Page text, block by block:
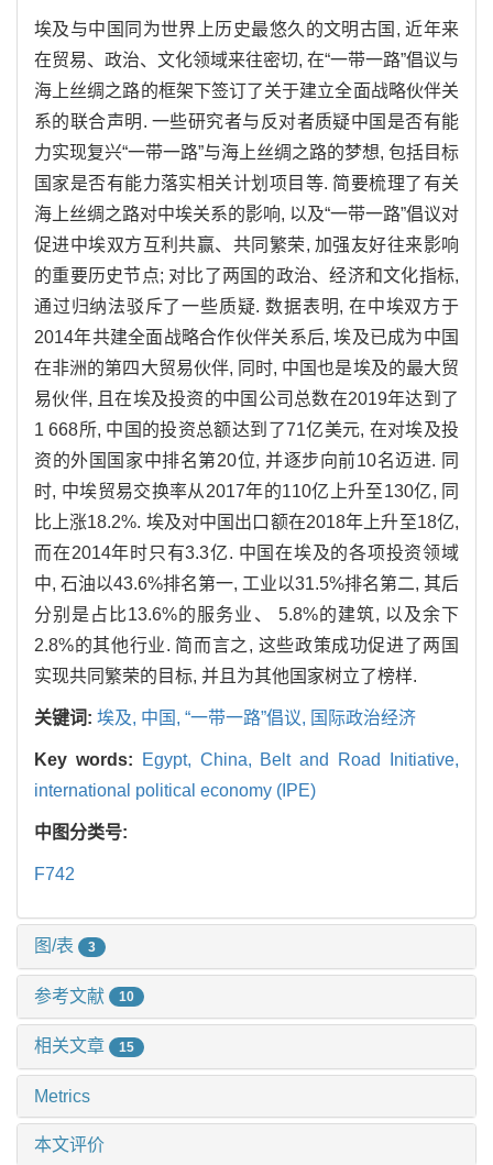
埃及与中国同为世界上历史最悠久的文明古国, 近年来
在贸易、政治、文化领域来往密切, 在“一带一路”倡议与
海上丝绸之路的框架下签订了关于建立全面战略伙伴关
系的联合声明. 一些研究者与反对者质疑中国是否有能
力实现复兴“一带一路”与海上丝绸之路的梦想, 包括目标
国家是否有能力落实相关计划项目等. 简要梳理了有关
海上丝绸之路对中埃关系的影响, 以及“一带一路”倡议对
促进中埃双方互利共赢、共同繁荣, 加强友好往来影响
的重要历史节点; 对比了两国的政治、经济和文化指标,
通过归纳法驳斥了一些质疑. 数据表明, 在中埃双方于
2014年共建全面战略合作伙伴关系后, 埃及已成为中国
在非洲的第四大贸易伙伴, 同时, 中国也是埃及的最大贸
易伙伴, 且在埃及投资的中国公司总数在2019年达到了
1 668所, 中国的投资总额达到了71亿美元, 在对埃及投
资的外国国家中排名第20位, 并逐步向前10名迈进. 同
时, 中埃贸易交换率从2017年的110亿上升至130亿, 同
比上涨18.2%. 埃及对中国出口额在2018年上升至18亿,
而在2014年时只有3.3亿. 中国在埃及的各项投资领域
中, 石油以43.6%排名第一, 工业以31.5%排名第二, 其后
分别是占比13.6%的服务业、 5.8%的建筑, 以及余下
2.8%的其他行业. 简而言之, 这些政策成功促进了两国
实现共同繁荣的目标, 并且为其他国家树立了榜样.
关键词: 埃及, 中国, “一带一路”倡议, 国际政治经济
Key words: Egypt, China, Belt and Road Initiative,
international political economy (IPE)
中图分类号:
F742
图/表 3
参考文献 10
相关文章 15
Metrics
本文评价